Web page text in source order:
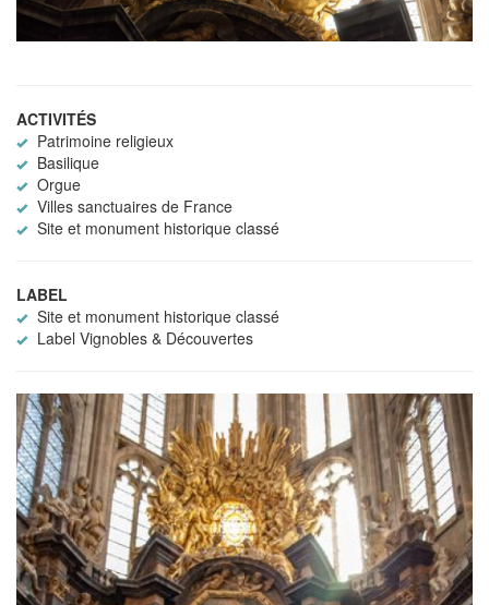
ACTIVITÉS
Patrimoine religieux
Basilique
Orgue
Villes sanctuaires de France
Site et monument historique classé
LABEL
Site et monument historique classé
Label Vignobles & Découvertes